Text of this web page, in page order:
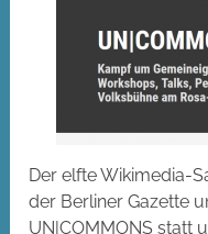
Der elfte Wikimedia-
der Berliner Gazette
UN|COMMONS statt